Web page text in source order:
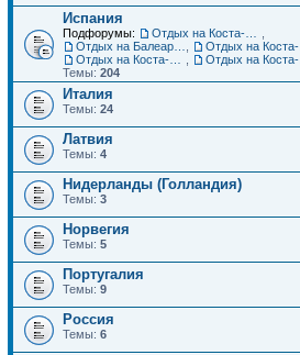
Испания
Подфорумы:
Темы: 204
Италия
Темы: 24
Латвия
Темы: 4
Нидерланды (Голландия)
Темы: 3
Норвегия
Темы: 5
Португалия
Темы: 9
Россия
Темы: 6